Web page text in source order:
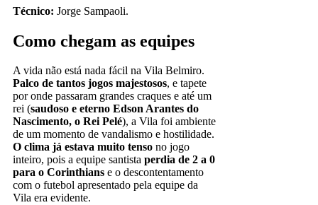
Técnico: Jorge Sampaoli.
Como chegam as equipes
A vida não está nada fácil na Vila Belmiro.
Palco de tantos jogos majestosos, e tapete
por onde passaram grandes craques e até um
rei (saudoso e eterno Edson Arantes do
Nascimento, o Rei Pelé), a Vila foi ambiente
de um momento de vandalismo e hostilidade.
O clima já estava muito tenso no jogo
inteiro, pois a equipe santista perdia de 2 a 0
para o Corinthians e o descontentamento
com o futebol apresentado pela equipe da
Vila era evidente.